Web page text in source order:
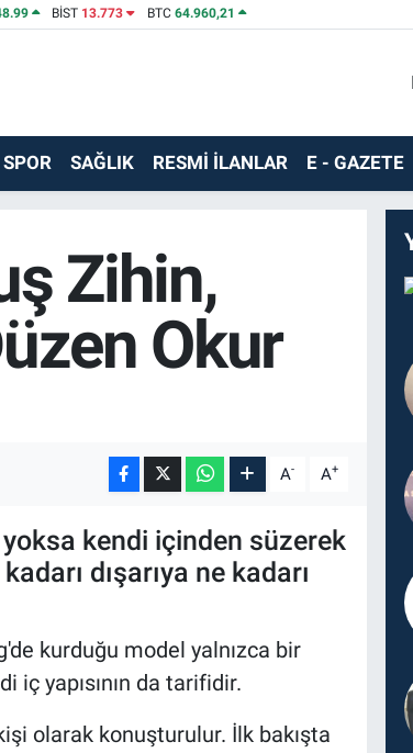
BİST 13.773 BTC 64.960,21
SPOR SAĞLIK RESMİ İLANLAR E - GAZETE
Zihin,
Okur
A- A+
kendi içinden süzerek
dışarıya ne kadarı
kurduğu model yalnızca bir
iç yapısının da tarifidir.
olarak konuşturulur. İlk bakışta